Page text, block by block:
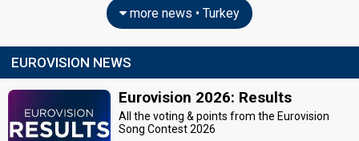
more news • Turkey
EUROVISION NEWS
Eurovision 2026: Results
All the voting & points from the Eurovision
Song Contest 2026